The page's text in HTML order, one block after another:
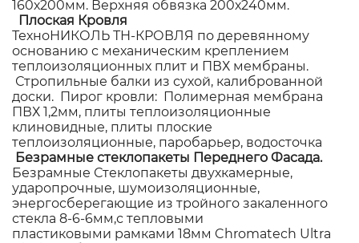
160х200мм. Верхняя обвязка 200х240мм.
Плоская Кровля
ТехноНИКОЛЬ ТН-КРОВЛЯ по деревянному
основанию с механическим креплением
теплоизоляционных плит и ПВХ мембраны.
Стропильные балки из сухой, калиброванной
доски. Пирог кровли: Полимерная мембрана
ПВХ 1,2мм, плиты теплоизоляционные
клиновидные, плиты плоские
теплоизоляционные, паробарьер, водосточка
Безрамные стеклопакеты Переднего Фасада.
Безрамные Стеклопакеты двухкамерные,
ударопрочные, шумоизоляционные,
энергосберегающие из тройного закаленного
стекла 8-6-6мм,с тепловыми
пластиковыми рамками 18мм Chromatech Ultra